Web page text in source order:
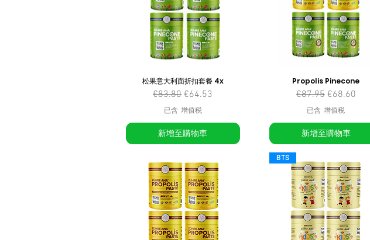
松果意大利面折扣套餐 4x
一般價格
€83.80 促銷價格
€64.53
已含 增值税
新增至購物車
Propolis Pinecone
一般價格
€87.95 促銷價格
€68.60
已含 增值税
新增至購物車
BTS